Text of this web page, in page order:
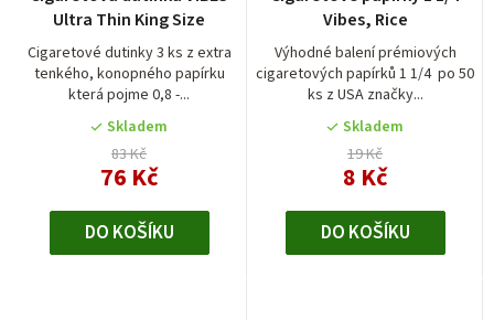
Ultra Thin King Size
Cigaretové dutinky 3 ks z extra
tenkého, konopného papírku
která pojme 0,8 -...
Skladem
83 Kč
76 Kč
DO KOŠÍKU
Vibes, Rice
Výhodné balení prémiových
cigaretových papírků 1 1/4 po 50
ks z USA značky...
Skladem
19 Kč
8 Kč
DO KOŠÍKU